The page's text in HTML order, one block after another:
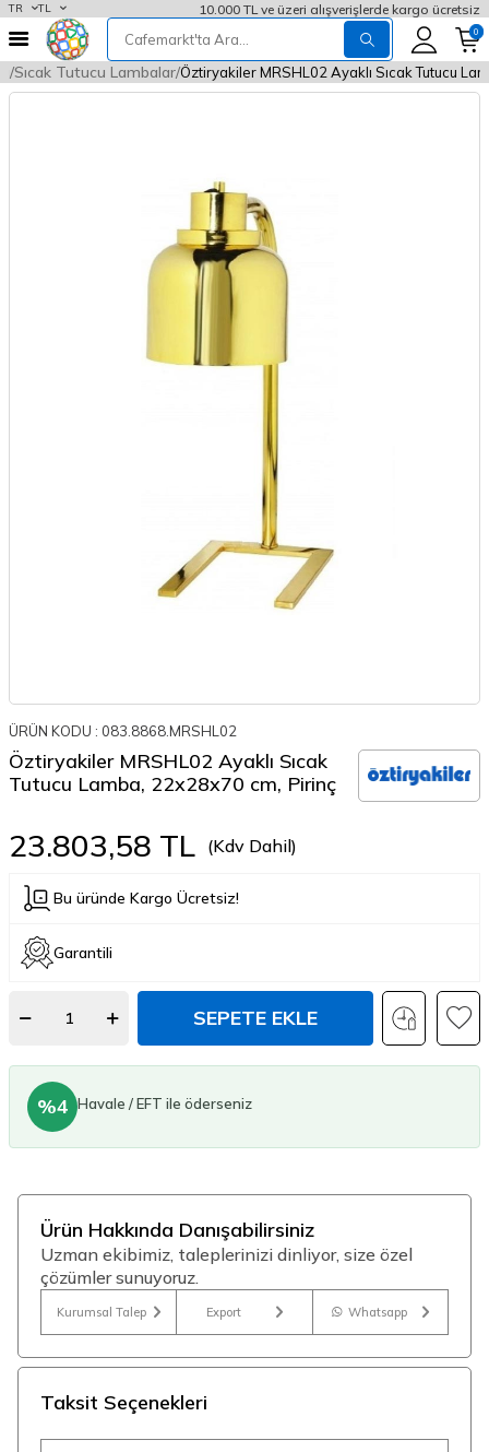
TR TL 10.000 TL ve üzeri alışverişlerde kargo ücretsiz
0
Sıcak Tutucu Lambalar Öztiryakiler MRSHL02 Ayaklı Sıcak Tutucu
ÜRÜN KODU : 083.8868.MRSHL02
Öztiryakiler MRSHL02 Ayaklı Sıcak
Tutucu Lamba, 22x28x70 cm, Pirinç
23.803,58 TL (Kdv Dahil)
Bu üründe Kargo Ücretsiz!
Garantili
SEPETE EKLE
%4 Havale / EFT ile öderseniz
Ürün Hakkında Danışabilirsiniz
Uzman ekibimiz, taleplerinizi dinliyor, size özel
çözümler sunuyoruz.
Kurumsal Talep Export Whatsapp
Taksit Seçenekleri